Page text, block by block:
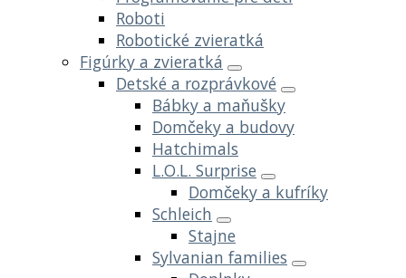
Roboti
Robotické zvieratká
Figúrky a zvieratká
Detské a rozprávkové
Bábky a maňušky
Domčeky a budovy
Hatchimals
L.O.L. Surprise
Domčeky a kufríky
Schleich
Stajne
Sylvanian families